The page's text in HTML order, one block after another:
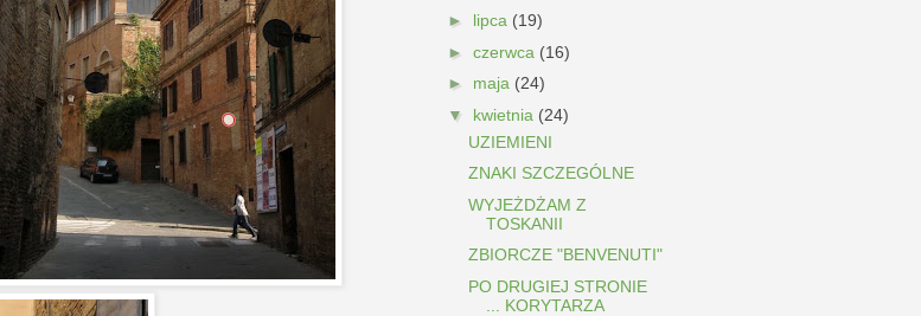
► lipca (19)
► czerwca (16)
► maja (24)
▼ kwietnia (24)
UZIEMIENI
ZNAKI SZCZEGÓLNE
WYJEŻDŻAM Z
TOSKANII
ZBIORCZE "BENVENUTI"
PO DRUGIEJ STRONIE
... KORYTARZA